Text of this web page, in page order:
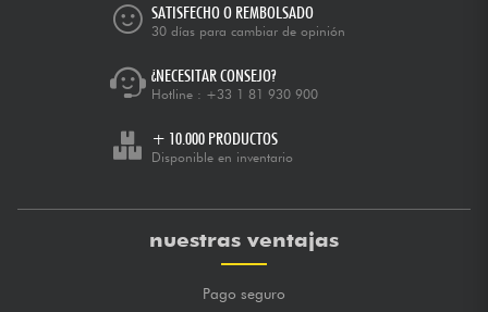
SATISFECHO O REMBOLSADO
30 días para cambiar de opinión
¿NECESITAR CONSEJO?
Hotline : +33 1 81 930 900
+ 10.000 PRODUCTOS
Disponible en inventario
nuestras ventajas
Pago seguro